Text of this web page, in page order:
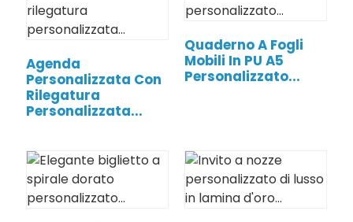
Agenda
Personalizzata Con
Rilegatura
Personalizzata...
Quaderno A Fogli
Mobili In PU A5
Personalizzato...